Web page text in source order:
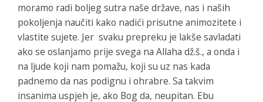
moramo radi boljeg sutra naše države, nas i naših
pokoljenja naučiti kako nadići prisutne animozitete i
vlastite sujete. Jer svaku prepreku je lakše savladati
ako se oslanjamo prije svega na Allaha dž.š., a onda i
na ljude koji nam pomažu, koji su uz nas kada
padnemo da nas podignu i ohrabre. Sa takvim
insanima uspjeh je, ako Bog da, neupitan. Ebu